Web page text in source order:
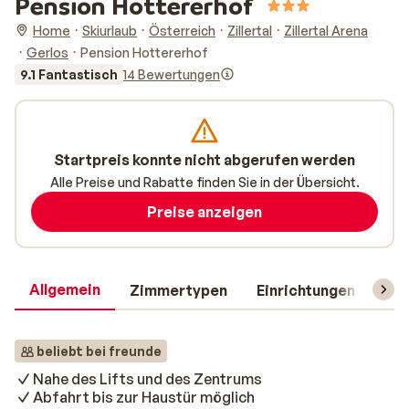
Home Skiurlaub Österreich Zillertal
Zillertal Arena
Gerlos
Pension Hottererhof
9.1 Fantastisch 14 Bewertungen
Allgemein Zimmertypen Einrichtungen
beliebt bei freunde
Nahe des Lifts und des Zentrums
Abfahrt bis zur Haustür möglich
Startpreis konnte nicht abgerufen werden
Alle Preise und Rabatte finden Sie in der Übersicht.
Preise anzeigen